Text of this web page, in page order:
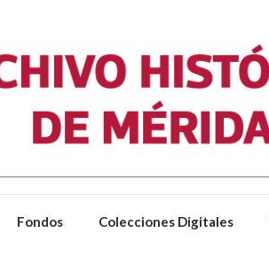
Fondos Colecciones Digitales